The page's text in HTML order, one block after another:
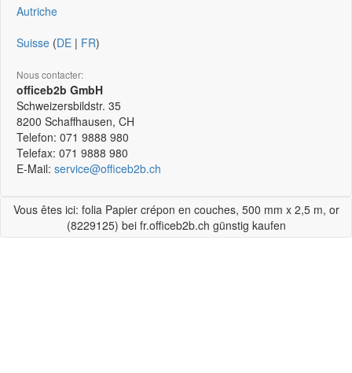
Autriche
Suisse (DE | FR)
Nous contacter:
officeb2b GmbH
Schweizersbildstr. 35
8200 Schaffhausen, CH
Telefon: 071 9888 980
Telefax: 071 9888 980
E-Mail: service@officeb2b.ch
Vous êtes ici: folia Papier crépon en couches, 500 mm x 2,5 m, or
(8229125) bei fr.officeb2b.ch günstig kaufen